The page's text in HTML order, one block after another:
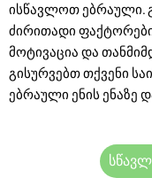
ისწავლოთ ებრაული.
ძირითადი
მოტივაცია და
გისურვებთ თქვენი
ებრაული ენის ენაზე